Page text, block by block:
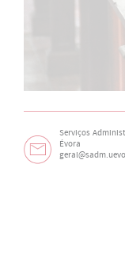
Serviços
Évora